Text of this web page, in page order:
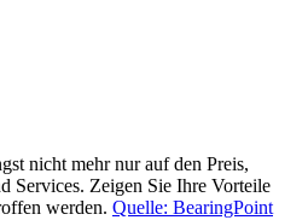
nicht mehr nur auf den Preis,
Services. Zeigen Sie Ihre Vorteile
werden. Quelle: BearingPoint